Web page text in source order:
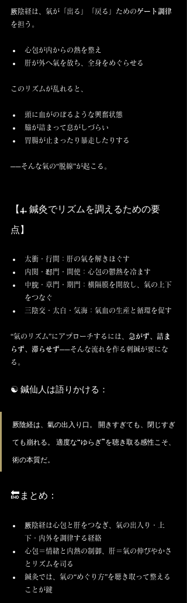
厥陰経は、氣が「出る」「戻る」ためのゲート調律
を担う。
心包が内からの熱を整え
肝が外へ氣を放ち、全身をめぐらせる
このリズムが乱れると、
頭に血がのぼるような興奮状態
脇が詰まって息がしづらい
胃腸が止まったり暴走したりする
──そんな氣の“脱線”が起こる。
【4. 鍼灸でリズムを調えるための要
点】
太衝・行間：肝の氣を解きほぐす
内関・郄門・間使：心包の鬱熱を冷ます
中脘・章門・期門：横隔膜を開放し、氣の上下
をつなぐ
三陰交・太白・気海：氣血の生産と循環を促す
“氣のリズム”にアプローチするには、 急がず、詰ま
らず、滞らせず──そんな流れを作る刺鍼が要にな
る。
☯️ 鍼仙人は語りかける：
厥陰経は、氣の出入り口。 開きすぎても、閉じすぎ
ても崩れる。 適度な“ゆらぎ”を聴き取る感性こそ、
術の本質だ。
🔚まとめ：
厥陰経は心包と肝をつなぎ、氣の出入り・上
下・内外を調律する経絡
心包＝情緒と内熱の制御、肝＝氣の伸びやかさ
とリズムを司る
鍼灸では、氣の“めぐり方”を聴き取って整える
ことが鍵